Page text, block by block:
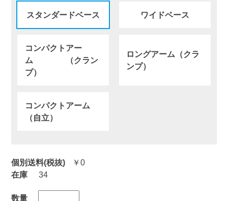
個別送料(税抜) ￥0
スタンダードベース ワイドベース
コンパクトアー
ム （クラン
プ）
ロングアーム（クラ
ンプ）
コンパクトアーム
（自立）
在庫 34
数量